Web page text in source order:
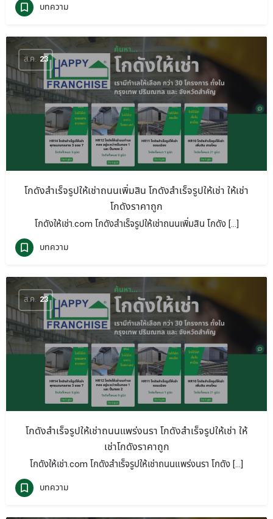
บทความ
ส.ค. 23
โกดังสำเร็จรูปให้เช่าถนนเพิ่มสิน โกดังสำเร็จรูปให้เช่า ให้เช่า
โกดังราคาถูก
โกดังให้เช่า.com โกดังสำเร็จรูปให้เช่าถนนเพิ่มสิน โกดัง […]
บทความ
ส.ค. 23
โกดังสำเร็จรูปให้เช่าถนนแพร่งนรา โกดังสำเร็จรูปให้เช่า ให้
เช่าโกดังราคาถูก
โกดังให้เช่า.com โกดังสำเร็จรูปให้เช่าถนนแพร่งนรา โกดัง […]
บทความ